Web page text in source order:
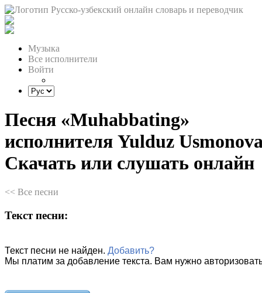
Музыка
Все исполнители
Войти
Песня «Muhabbating»
исполнителя Yulduz
Скачать или слушать онлайн
<< Все песни
Текст песни:
Текст песни не найден. Добавить?
Мы платим за добавление текста. Вам нужно